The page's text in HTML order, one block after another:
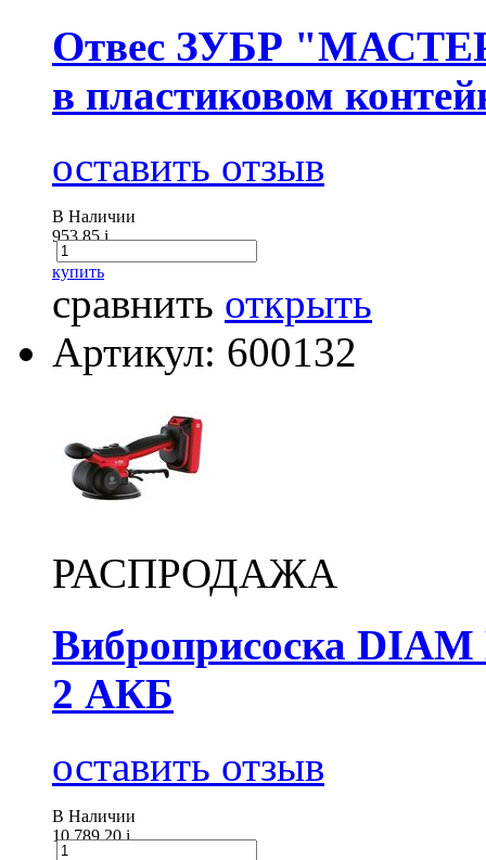
Отвес ЗУБР
в пластиковом
оставить отзыв
В Наличии
953.85i
купить
сравнить открыть
Артикул: 600132
РАСПРОДАЖА
Виброприсоска
2 АКБ
оставить отзыв
В Наличии
10 789.20i